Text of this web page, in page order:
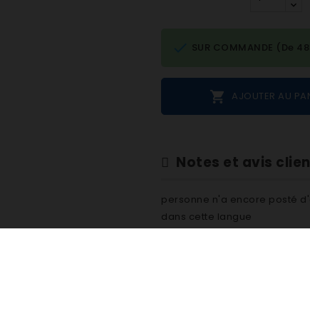
 AJOUTER AU
SUR COMMANDE (De
Notes et avis
personne n'a encore posté
dans cette langue